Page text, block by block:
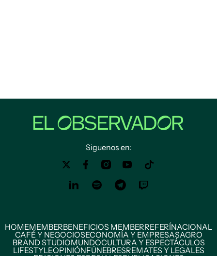
Siguenos en:
HOMEMEMBERBENEFICIOS MEMBERREFERÍNACIONAL
CAFÉ Y NEGOCIOSECONOMÍA Y EMPRESASAGRO
BRAND STUDIOMUNDOCULTURA Y ESPECTÁCULOS
LIFESTYLEOPINIÓNFÚNEBRESREMATES Y LEGALES